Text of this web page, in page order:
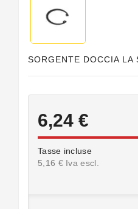
SORGENTE DOCCIA LA
6,24 €
Tasse incluse
5,16 € Iva escl.